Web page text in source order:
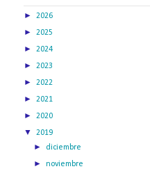
► 2026
► 2025
► 2024
► 2023
► 2022
► 2021
► 2020
▼ 2019
► diciembre
►noviembre